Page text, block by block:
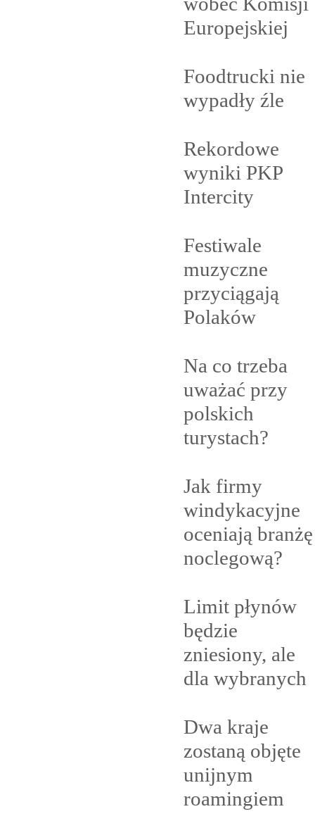
Europejskiej
Foodtrucki nie
wypadły źle
Rekordowe
wyniki PKP
Intercity
Festiwale
muzyczne
przyciągają
Polaków
Na co trzeba
uważać przy
polskich
turystach?
Jak firmy
windykacyjne
oceniają branżę
noclegową?
Limit płynów
będzie
zniesiony, ale
dla wybranych
Dwa kraje
zostaną objęte
unijnym
roamingiem